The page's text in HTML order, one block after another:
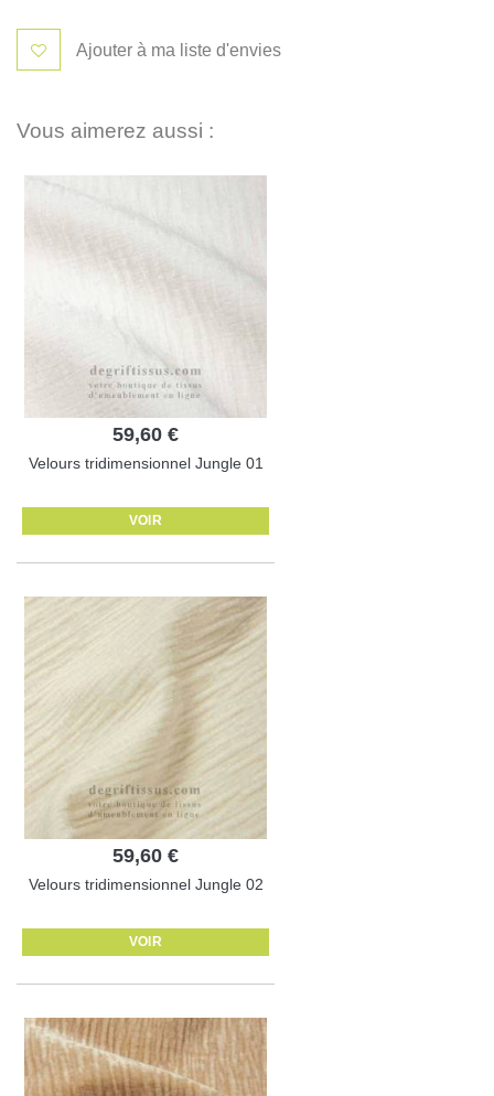
Ajouter à ma liste d'envies
Vous aimerez aussi :
59,60 €
Velours tridimensionnel Jungle 01
VOIR
59,60 €
Velours tridimensionnel Jungle 02
VOIR